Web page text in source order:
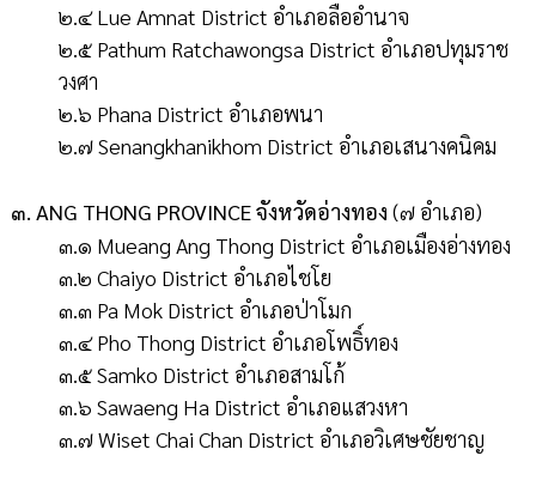
๒.๔ Lue Amnat District อำเภอลืออำนาจ
๒.๕ Pathum Ratchawongsa District อำเภอปทุมราช
วงศา
๒.๖ Phana District อำเภอพนา
๒.๗ Senangkhanikhom District อำเภอเสนางคนิคม
๓. ANG THONG PROVINCE จังหวัดอ่างทอง (๗ อำเภอ)
๓.๑ Mueang Ang Thong District อำเภอเมืองอ่างทอง
๓.๒ Chaiyo District อำเภอไชโย
๓.๓ Pa Mok District อำเภอป่าโมก
๓.๔ Pho Thong District อำเภอโพธิ์ทอง
๓.๕ Samko District อำเภอสามโก้
๓.๖ Sawaeng Ha District อำเภอแสวงหา
๓.๗ Wiset Chai Chan District อำเภอวิเศษชัยชาญ